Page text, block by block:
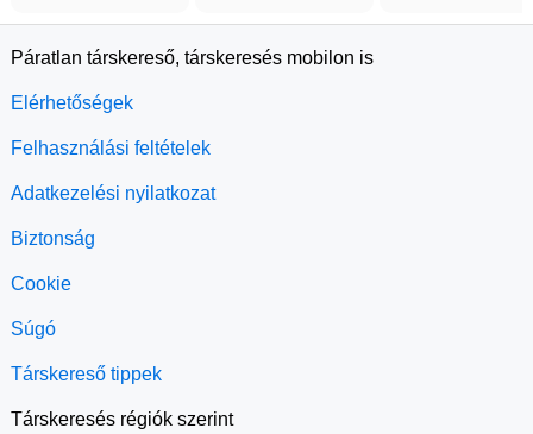
Páratlan társkereső, társkeresés mobilon is
Elérhetőségek
Felhasználási feltételek
Adatkezelési nyilatkozat
Biztonság
Cookie
Súgó
Társkereső tippek
Társkeresés régiók szerint